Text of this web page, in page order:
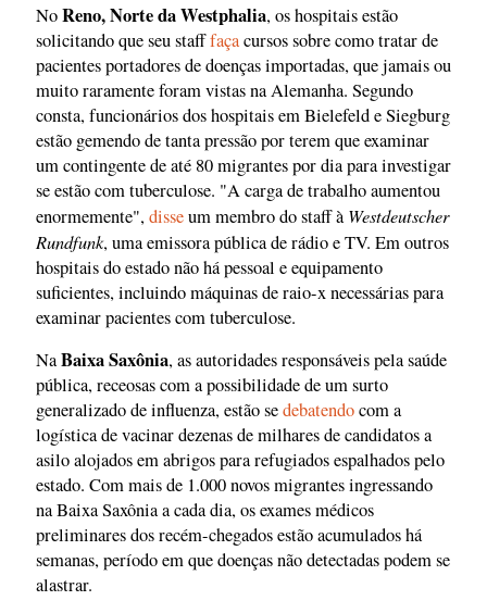
NoReno, Norte da Westphalia, os hospitais estão
solicitando que seu stafffaçacursos sobre como tratar de
pacientes portadores de doenças importadas, que jamais ou
muito raramente foram vistas na Alemanha. Segundo
consta, funcionários dos hospitais em Bielefeld e Siegburg
estão gemendo de tanta pressão por terem que examinar
um contingente de até 80 migrantes por dia para investigar
se estão com tuberculose. "A carga de trabalho aumentou
enormemente",disseum membro do staff à Westdeutscher
Rundfunk, uma emissora pública de rádio e TV. Em outros
hospitais do estado não há pessoal e equipamento
suficientes, incluindo máquinas de raio-x necessárias para
examinar pacientes com tuberculose.
NaBaixa Saxônia, as autoridades responsáveis pela saúde
pública, receosas com a possibilidade de um surto
generalizado de influenza, estão sedebatendocom a
logística de vacinar dezenas de milhares de candidatos a
asilo alojados em abrigos para refugiados espalhados pelo
estado. Com mais de 1.000 novos migrantes ingressando
na Baixa Saxônia a cada dia, os exames médicos
preliminares dos recém-chegados estão acumulados há
semanas, período em que doenças não detectadas podem se
alastrar.